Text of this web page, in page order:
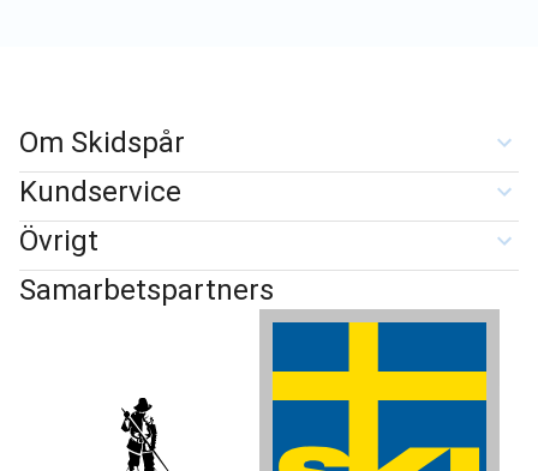
Om Skidspår
Kundservice
Övrigt
Samarbetspartners